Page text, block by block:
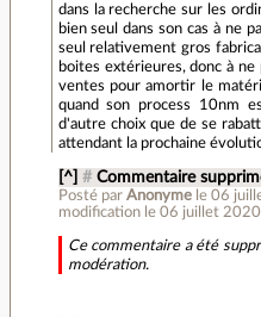
dans la recherche sur les
bien seul dans son cas à ne
seul relativement gros
boites extérieures, donc à
ventes pour amortir le
quand son process 10nm
d'autre choix que de se
attendant la prochaine
[^] # Commentaire
Posté par Anonyme le 06
modification le 06 juillet
Ce commentaire a été
modération.